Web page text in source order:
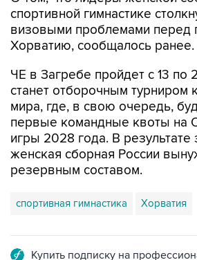
Хорватию, сообщалось ранее.
ЧЕ в Загребе пройдет с 13 по
мира, где, в свою очередь,
первые командные квоты на
игры 2028 года. В результате
женская сборная России
резервным составом.
спортивная гимнастика Хорватия
Подписаться на рассылку